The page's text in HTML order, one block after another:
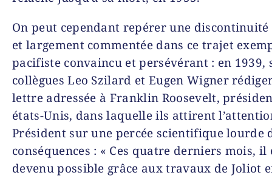
On peut cependant repérer une
et largement commentée dans ce trajet
pacifiste convaincu et persévérant : en 1939,
collègues Leo Szilard et Eugen Wigner
lettre adressée à Franklin Roosevelt,
états-Unis, dans laquelle ils attirent
Président sur une percée scientifique lourde
conséquences : « Ces quatre derniers mois, il
devenu possible grâce aux travaux de Joliot